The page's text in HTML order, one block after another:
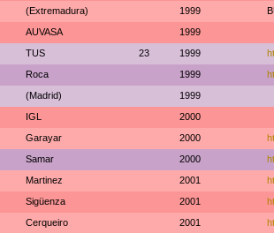
(Extremadura) 1999
AUVASA 1999
TUS 23 1999
Roca 1999
(Madrid) 1999
IGL 2000
Garayar 2000
Samar 2000
Martinez 2001
Sigüenza 2001
Cerqueiro 2001